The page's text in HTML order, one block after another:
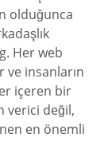
olduğunca
Her web
insanların
içeren bir
verici değil,
en önemli